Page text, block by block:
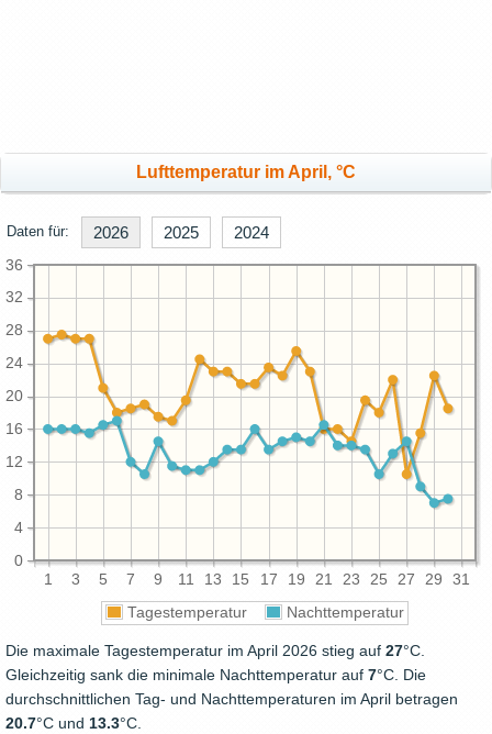
Lufttemperatur im April, °C
Daten für: 2026 2025 2024
1 3 5 7 9 11 13 15 17 19 21 23 25 27 29 31
0
4
8
12
16
20
24
28
32
36
Tagestemperatur Nachttemperatur
Die maximale Tagestemperatur im April 2026 stieg auf 27°C.
Gleichzeitig sank die minimale Nachttemperatur auf 7°C. Die
durchschnittlichen Tag- und Nachttemperaturen im April betragen
20.7°C und 13.3°C.